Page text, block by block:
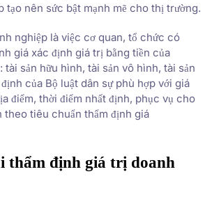
tạo nên sức bật mạnh mẽ cho thị trường.
nghiệp là việc cơ quan, tổ chức có
giá xác định giá trị bằng tiền của
tài sản hữu hình, tài sản vô hình, tài sản
của Bộ luật dân sự phù hợp với giá
điểm, thời điểm nhất định, phục vụ cho
theo tiêu chuẩn thẩm định giá
thẩm định giá trị doanh